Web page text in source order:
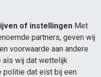
of instellingen Met
partners, geven wij
voorwaarde aan andere
als wij dat wettelijk
politie dat eist bij een